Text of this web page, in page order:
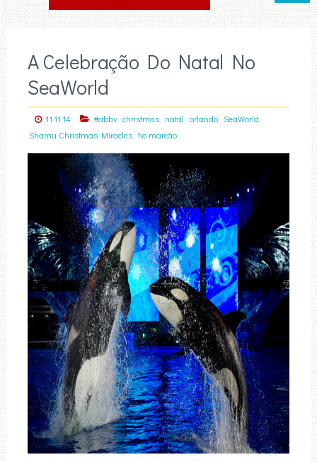
A Celebração Do Natal No
SeaWorld
11.11.14 #abbv, christmas, natal orlando, SeaWorld
Shamu Christmas Miracles, tio marcão